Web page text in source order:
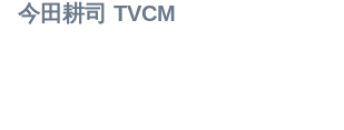
今田耕司 TVCM